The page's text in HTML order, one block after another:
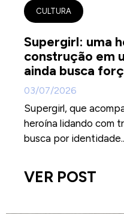
CULTURA
Supergirl: uma
construção em
ainda busca
03/07/2026
Supergirl, que
heroína lidando com
busca por
VER POST